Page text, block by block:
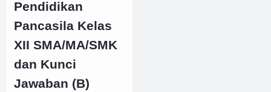
Pendidikan
Pancasila Kelas
XII SMA/MA/SMK
dan Kunci
Jawaban (B)